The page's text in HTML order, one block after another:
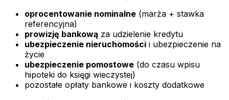
oprocentowanie nominalne (marża + stawka
referencyjna)
prowizję bankową za udzielenie kredytu
ubezpieczenie nieruchomości i ubezpieczenie na
życie
ubezpieczenie pomostowe (do czasu wpisu
hipoteki do księgi wieczystej)
pozostałe opłaty bankowe i koszty dodatkowe